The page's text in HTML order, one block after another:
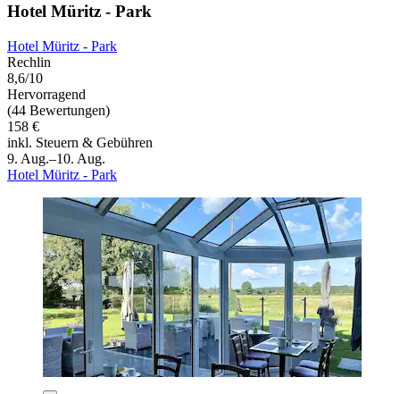
Hotel Müritz - Park
Hotel Müritz - Park
Rechlin
8,6/10
Hervorragend
(44 Bewertungen)
158 €
inkl. Steuern & Gebühren
9. Aug.–10. Aug.
Hotel Müritz - Park